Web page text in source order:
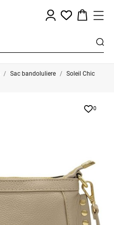
Sac bandoluliere
Soleil Chic
0